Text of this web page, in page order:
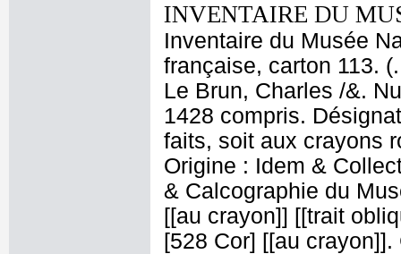
INVENTAIRE DU
Inventaire du Musée
française, carton 113.
Le Brun, Charles /&.
1428 compris.
faits, soit aux crayons
Origine : Idem &
& Calcographie du
[[au crayon]] [[trait
[528 Cor] [[au